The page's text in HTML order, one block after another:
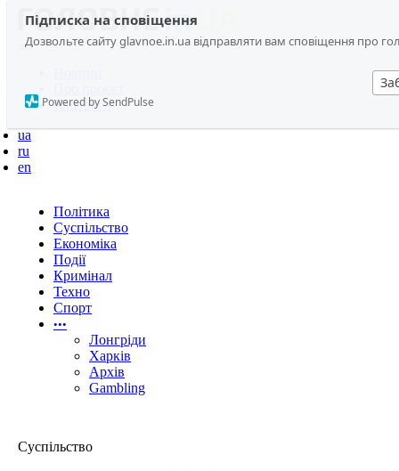
Підписка на сповіщення
Дозвольте сайту glavnoe.in.ua відправляти вам сповіщення про
Powered by SendPulse
Контакти
ua
ru
en
Політика
Суспільство
Економіка
Події
Кримінал
Техно
Спорт
•••
Лонгріди
Харків
Архів
Gambling
Суспільство